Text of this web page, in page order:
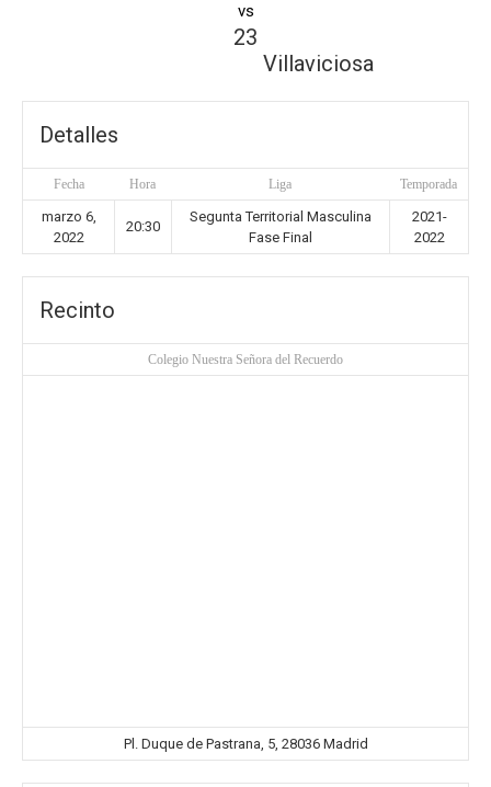
vs
23
Villaviciosa
Detalles
Fecha Hora Liga Temporada
marzo 6,
2022
20:30
Segunta Territorial Masculina
Fase Final
2021-
2022
Recinto
Colegio Nuestra Señora del Recuerdo
Pl. Duque de Pastrana, 5, 28036 Madrid